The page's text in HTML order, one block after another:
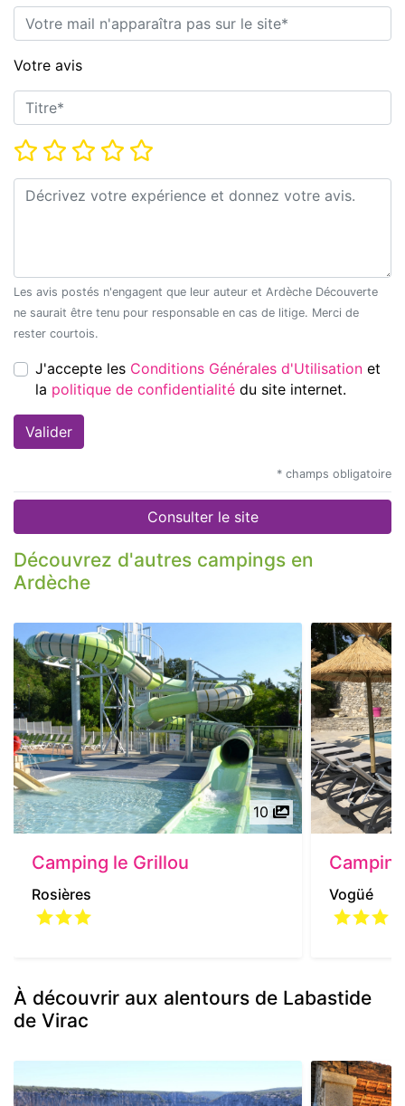
E-mail*
Votre avis
Titre*
Note*
Commentaire*
Les avis postés n'engagent que leur auteur et Ardèche Découverte
ne saurait être tenu pour responsable en cas de litige. Merci de
rester courtois.
J'accepte les Conditions Générales d'Utilisation et
la
politique de confidentialité du site internet.
* champs obligatoire
Consulter le site
Découvrez d'autres campings en
Ardèche
10
Camping le Grillou
Rosières Vogüé
À découvrir aux alentours de Labastide
de Virac